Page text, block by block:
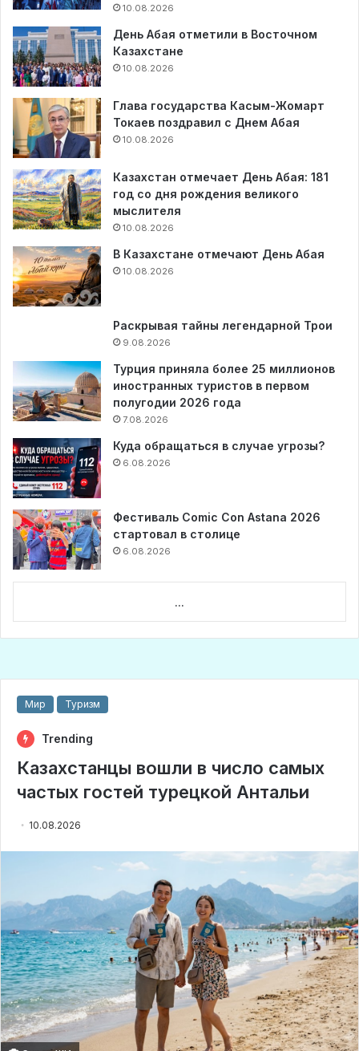
10.08.2026
День Абая отметили в Восточном
Казахстане
10.08.2026
Глава государства Касым-Жомарт
Токаев поздравил с Днем Абая
10.08.2026
Казахстан отмечает День Абая: 181
год со дня рождения великого
мыслителя
10.08.2026
В Казахстане отмечают День Абая
10.08.2026
Раскрывая тайны легендарной Трои
9.08.2026
Турция приняла более 25 миллионов
иностранных туристов в первом
полугодии 2026 года
7.08.2026
Куда обращаться в случае угрозы?
6.08.2026
Фестиваль Comic Con Astana 2026
стартовал в столице
6.08.2026
...